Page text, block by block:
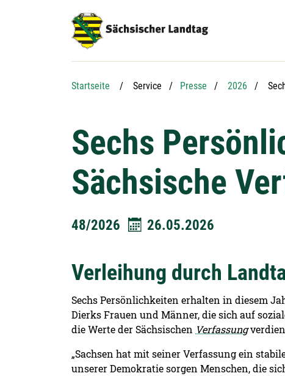
Startseite Service Presse 2026
Sechs
Sächsische
48/2026 26.05.2026
Verleihung durch
Sechs Persönlichkeiten erhalten in diesem
Dierks Frauen und Männer, die sich auf
die Werte der Sächsischen Verfassung
„Sachsen hat mit seiner Verfassung ein
unserer Demokratie sorgen Menschen, die